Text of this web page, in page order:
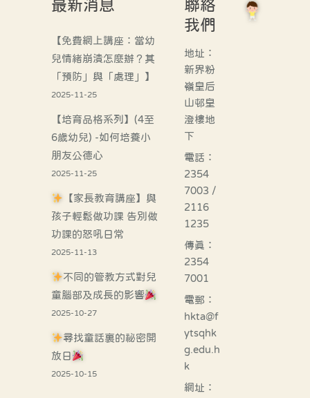
最新消息
【免費網上講座：當幼
兒情緒崩潰怎麼辦？其
「預防」與「處理」】
2025-11-25
【培育品格系列】(4至
6歲幼兒) -如何培養小
朋友公德心
2025-11-25
【家長教育講座】與
孩子輕鬆做功課 告別做
功課的怒吼日常
2025-11-13
不同的管教方式對兒
童腦部及成長的影響
2025-10-27
尋找童話裏的祕密開
放日
2025-10-15
聯絡
我們
地址：
新界粉
嶺皇后
山邨皇
澄樓地
下
電話：
2354
7003 /
2116
1235
傳真：
2354
7001
電郵：
hkta@f
ytsqhk
g.edu.h
k
網址：